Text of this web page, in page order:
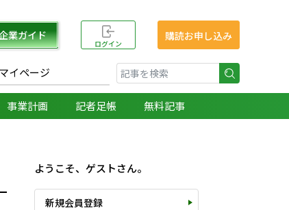
業ガイド
ログイン
購読お申し込み
マイページ
事業計画 記者足帳 無料記事
ようこそ、ゲストさん。
新規会員登録